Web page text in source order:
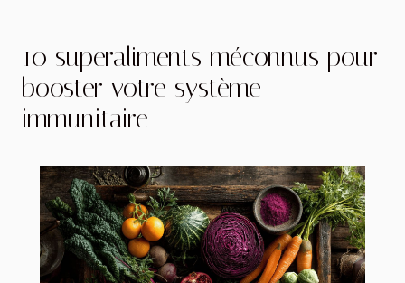
10 superaliments méconnus pour
booster votre système
immunitaire